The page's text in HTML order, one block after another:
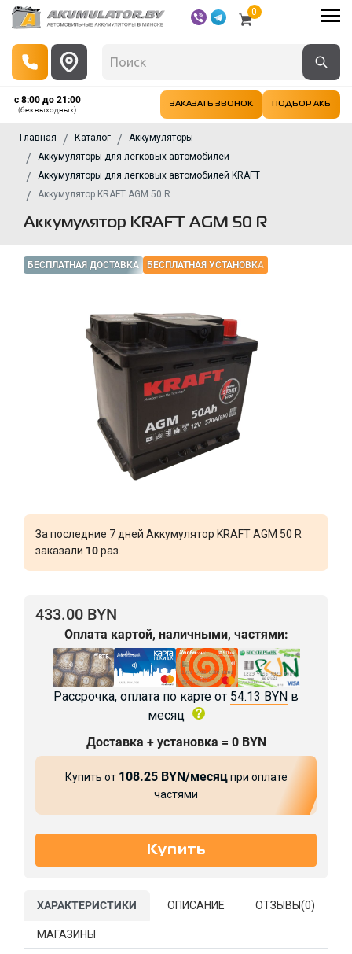
0
с 8:00 до 21:00
(без выходных)
ЗАКАЗАТЬ ЗВОНОК ПОДБОР АКБ
Главная Каталог
Аккумуляторы
Аккумуляторы для легковых автомобилей
Аккумуляторы для легковых автомобилей KRAFT
Аккумулятор KRAFT AGM 50 R
Аккумулятор KRAFT AGM 50 R
БЕСПЛАТНАЯ ДОСТАВКА БЕСПЛАТНАЯ УСТАНОВКА
За последние 7 дней Аккумулятор KRAFT AGM 50 R
заказали 10раз.
433.00 BYN
Оплата картой, наличными, частями:
Рассрочка, оплата по карте от 54.13 BYN в
месяц
Доставка + установка = 0 BYN
Купить от 108.25 BYN/месяцпри оплате
частями
ХАРАКТЕРИСТИКИ ОПИСАНИЕ ОТЗЫВЫ(0)
МАГАЗИНЫ